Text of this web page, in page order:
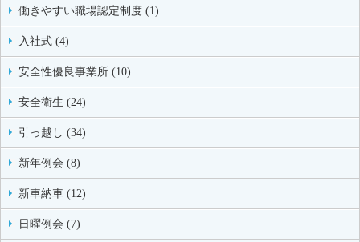
働きやすい職場認定制度 (1)
入社式 (4)
安全性優良事業所 (10)
安全衛生 (24)
引っ越し (34)
新年例会 (8)
新車納車 (12)
日曜例会 (7)